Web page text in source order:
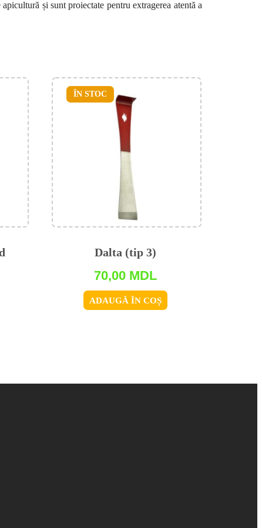
și sunt proiectate pentru extragerea atentă a
Dalta (tip 3)
70,00 MDL
ADAUGĂ ÎN COȘ
ÎN STOC